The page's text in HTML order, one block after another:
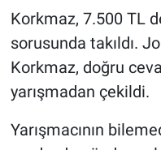
Korkmaz, 7.500 TL
sorusunda takıldı.
Korkmaz, doğru
yarışmadan çekildi.
Yarışmacının
Koronavirüs
Kültür Sanat
Ne demişti
Nedir